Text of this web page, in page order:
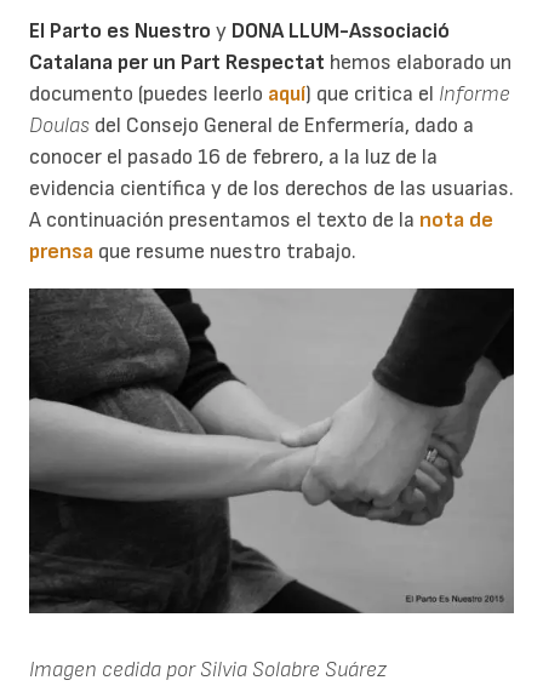
El Parto es Nuestro y DONA LLUM-Associació
Catalana per un Part Respectat hemos elaborado un
documento (puedes leerlo aquí) que critica el Informe
Doulas del Consejo General de Enfermería, dado a
conocer el pasado 16 de febrero, a la luz de la
evidencia científica y de los derechos de las usuarias.
A continuación presentamos el texto de la nota de
prensa que resume nuestro trabajo.
Imagen cedida por Silvia Solabre Suárez